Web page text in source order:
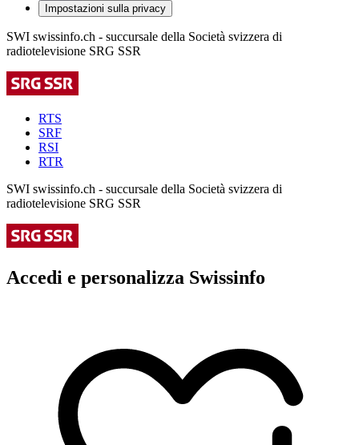
Impostazioni sulla privacy
SWI swissinfo.ch - succursale della Società svizzera di
radiotelevisione SRG SSR
RTS
SRF
RSI
RTR
SWI swissinfo.ch - succursale della Società svizzera di
radiotelevisione SRG SSR
Accedi e personalizza Swissinfo